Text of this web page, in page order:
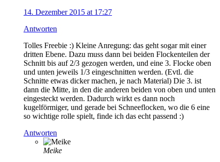
14. Dezember 2015 at 17:27
Antworten
Tolles Freebie :) Kleine Anregung: das geht sogar mit einer
dritten Ebene. Dazu muss dann bei beiden Flockenteilen der
Schnitt bis auf 2/3 gezogen werden, und eine 3. Flocke oben
und unten jeweils 1/3 eingeschnitten werden. (Evtl. die
Schnitte etwas dicker machen, je nach Material) Die 3. ist
dann die Mitte, in den die anderen beiden von oben und unten
eingesteckt werden. Dadurch wirkt es dann noch
kugelförmiger, und gerade bei Schneeflocken, wo die 6 eine
so wichtige rolle spielt, finde ich das echt passend :)
Antworten
Meike